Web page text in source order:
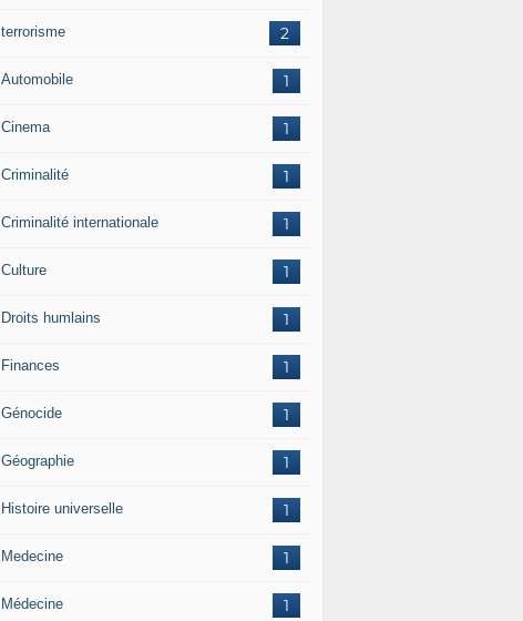
2
terrorisme
1
Automobile
1
Cinema
1
Criminalité
1
Criminalité internationale
1
Culture
1
Droits humlains
1
Finances
1
Génocide
1
Géographie
1
Histoire universelle
1
Medecine
1
Médecine